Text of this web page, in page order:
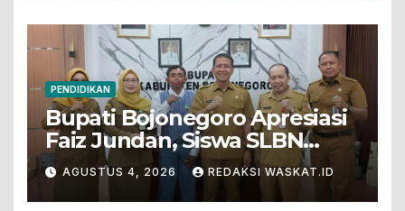
PENDIDIKAN
Bupati Bojonegoro Apresiasi
Faiz Jundan, Siswa SLBN
Gunungsari Baureno Masuk
LKS Diksus Tingkat Nasional
AGUSTUS 4, 2026 REDAKSI WASKAT.ID